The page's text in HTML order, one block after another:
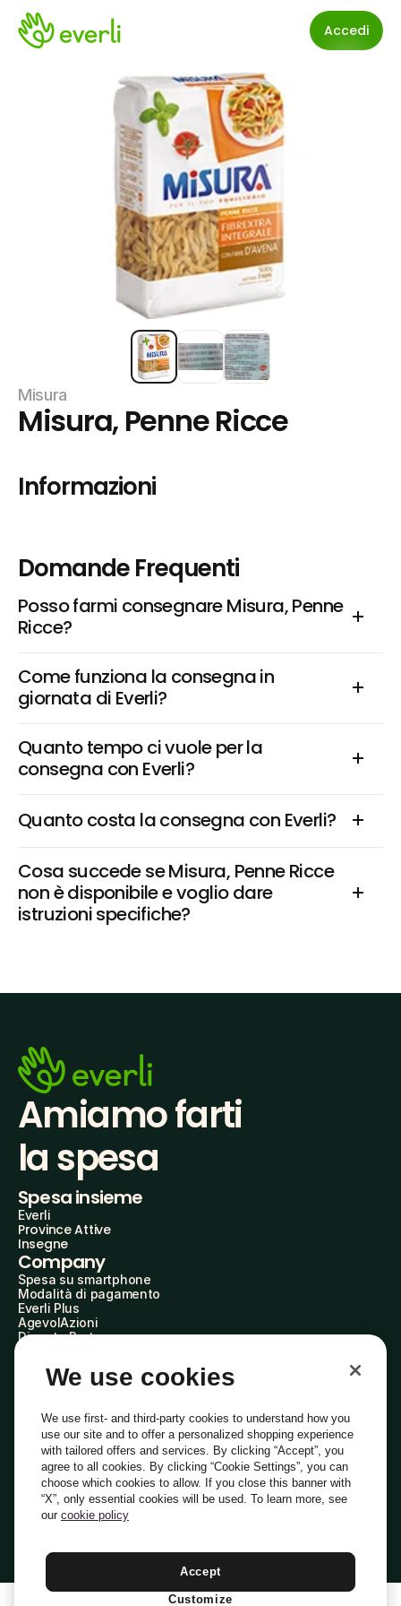
Accedi
Misura
Misura, Penne Ricce
Informazioni
Domande Frequenti
Posso farmi consegnare Misura, Penne
Ricce?
Come funziona la consegna in
giornata di Everli?
Quanto tempo ci vuole per la
consegna con Everli?
Quanto costa la consegna con Everli?
Cosa succede se Misura, Penne Ricce
non è disponibile e voglio dare
istruzioni specifiche?
Amiamo farti
la spesa
Spesa insieme
Everli
Province Attive
Insegne
Company
Spesa su smartphone
Modalità di pagamento
Everli Plus
AgevolAzioni
Diventa Partner
Everli Shoppers
About Us
Everli News
Domande frequenti
Lavora con noi
Diventa Shopper
Investitori
PrivacyCookiePreferenze Cookie
Termini e CondizioniCodice Etico
Indirizzo PEC: everli@pec.it - indirizzo DPO: dpo@everli.com
Italiano
We use cookies
We use first- and third-party cookies to understand how you
use our site and to offer a personalized shopping experience
with tailored offers and services. By clicking “Accept”, you
agree to all cookies. By clicking “Cookie Settings”, you can
choose which cookies to allow. If you close this banner with
“X”, only essential cookies will be used. To learn more, see
our cookie policy
Accept
Customize